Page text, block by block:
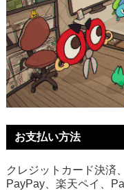
お支払い方法
クレジットカード決済
PayPay、楽天ペイ、